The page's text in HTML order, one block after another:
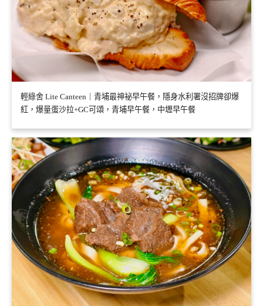
輕綠舍 Lite Canteen｜青埔最神祕早午餐，隱身水利署沒招牌卻爆
紅，爆量蛋沙拉+GC可頌，青埔早午餐，中壢早午餐